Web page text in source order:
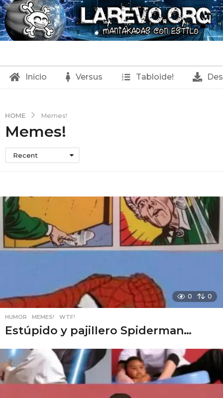
Inicio Versus Tabloide!
HOME Memes!
Memes!
Recent
0 0
HUMOR ,MEMES! ,WTF!
Estúpido y pаjiIIero Spiderman…